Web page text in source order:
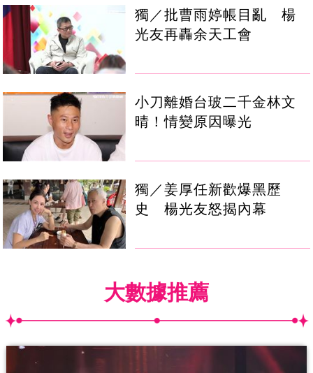
獨／批曹雨婷帳目亂 楊
光友再轟余天工會
小刀離婚台玻二千金林文
晴！情變原因曝光
獨／姜厚任新歡爆黑歷
史 楊光友怒揭內幕
大數據推薦